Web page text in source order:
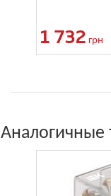
1 732 грн
Аналогичные